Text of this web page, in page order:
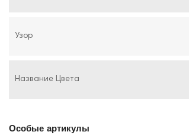
Узор
Название Цвета
Особые артикулы